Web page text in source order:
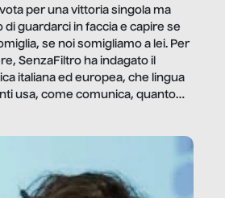
vota per una vittoria singola ma
di guardarci in faccia e capire se
se noi somigliamo a lei. Per
SenzaFiltro ha indagato il
italiana ed europea, che lingua
usa, come comunica, quanto